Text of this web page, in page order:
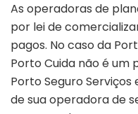
As operadoras de
por lei de
pagos. No caso da
Porto Cuida não é um
Porto Seguro
de sua operadora de